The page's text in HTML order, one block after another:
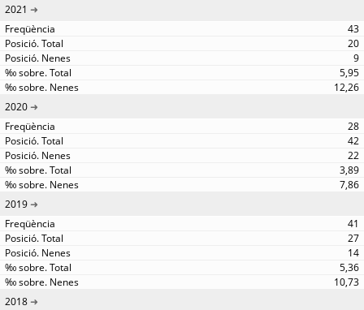
2021
43
20
9
5,95
12,26
2020
28
42
22
3,89
7,86
2019
41
27
14
5,36
10,73
2018